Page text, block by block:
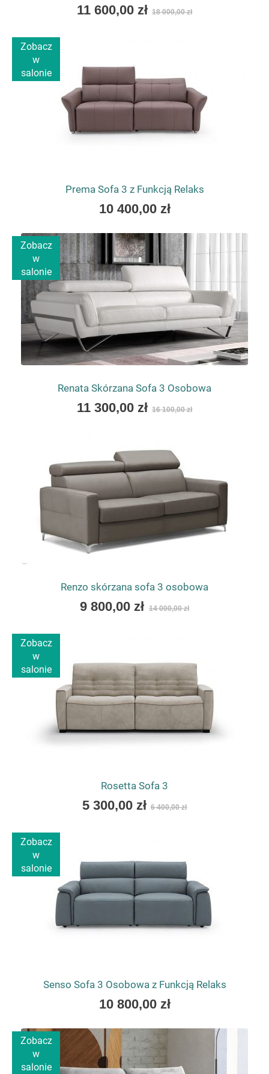
As
11 600,00 zł 18 000,00 zł
Zobacz
w
salonie
Prema Sofa 3 z Funkcją Relaks
As
as
10 400,00 zł
Zobacz
w
salonie
Renata Skórzana Sofa 3 Osobowa
As
11 300,00 zł 16 100,00 zł
Renzo skórzana sofa 3 osobowa
As
9 800,00 zł 14 000,00 zł
Zobacz
w
salonie
Rosetta Sofa 3
As
5 300,00 zł 6 400,00 zł
Zobacz
w
salonie
Senso Sofa 3 Osobowa z Funkcją Relaks
As
as
10 800,00 zł
Zobacz
w
salonie